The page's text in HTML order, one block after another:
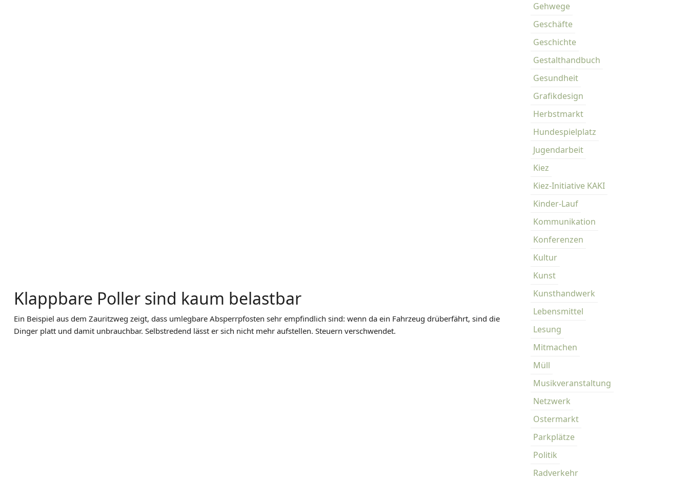
Klappbare Poller sind kaum belastbar
Ein Beispiel aus dem Zauritzweg zeigt, dass umlegbare Absperrpfosten sehr empfindlich sind: wenn da ein Fahrzeug drüberfährt, sind die
Dinger platt und damit unbrauchbar. Selbstredend lässt er sich nicht mehr aufstellen. Steuern verschwendet.
Gehwege
Geschäfte
Geschichte
Gestalthandbuch
Gesundheit
Grafikdesign
Herbstmarkt
Hundespielplatz
Jugendarbeit
Kiez
Kiez-Initiative KAKI
Kinder-Lauf
Kommunikation
Konferenzen
Kultur
Kunst
Kunsthandwerk
Lebensmittel
Lesung
Mitmachen
Müll
Musikveranstaltung
Netzwerk
Ostermarkt
Parkplätze
Politik
Radverkehr